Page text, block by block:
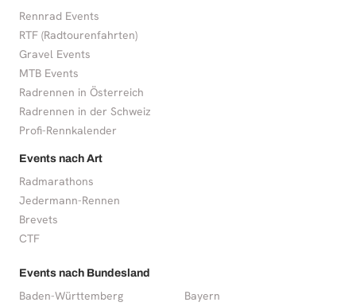
Rennrad Events
RTF (Radtourenfahrten)
Gravel Events
MTB Events
Radrennen in Österreich
Radrennen in der Schweiz
Profi-Rennkalender
Events nach Art
Radmarathons
Jedermann-Rennen
Brevets
CTF
Events nach Bundesland
Baden-Württemberg
Bayern